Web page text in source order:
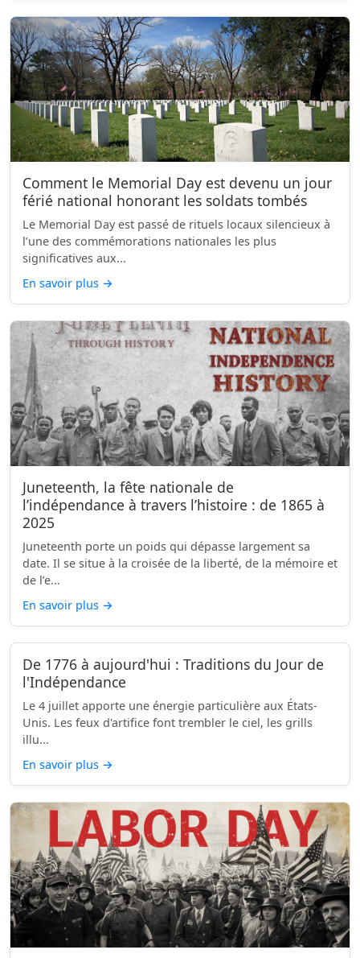
Comment le Memorial Day est devenu un jour
férié national honorant les soldats tombés
Le Memorial Day est passé de rituels locaux silencieux à
l’une des commémorations nationales les plus
significatives aux...
En savoir plus →
Juneteenth, la fête nationale de
l’indépendance à travers l’histoire : de 1865 à
2025
Juneteenth porte un poids qui dépasse largement sa
date. Il se situe à la croisée de la liberté, de la mémoire et
de l’e...
En savoir plus →
De 1776 à aujourd'hui : Traditions du Jour de
l'Indépendance
Le 4 juillet apporte une énergie particulière aux États-
Unis. Les feux d'artifice font trembler le ciel, les grills
illu...
En savoir plus →